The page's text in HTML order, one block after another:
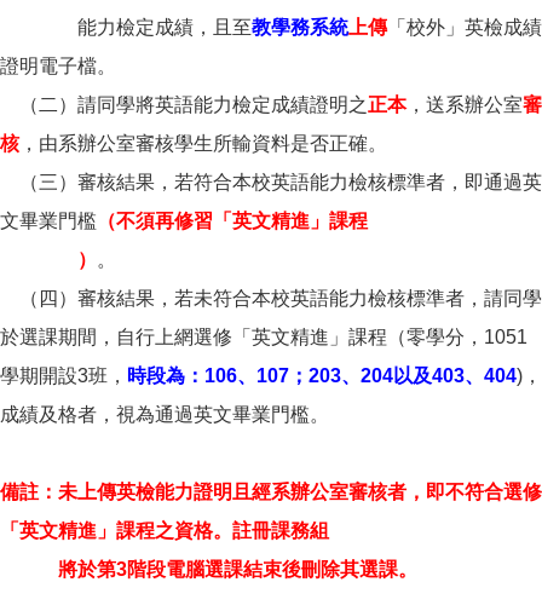
能力檢定成績，且至教學務系統上傳「校外」英檢成績
證明電子檔。
（二）請同學將英語能力檢定成績證明之正本，送系辦公室審
核，由系辦公室審核學生所輸資料是否正確。
（三）審核結果，若符合本校英語能力檢核標準者，即通過英
文畢業門檻 （不須再修習「英文精進」課程
）
。
（四）審核結果，若未符合本校英語能力檢核標準者，請同學
於選課期間，自行上網選修「英文精進」課程（零學分，1051
學期開設3班， 時段為：106、107；203、204以及403、404)，
成績及格者，視為通過英文畢業門檻。
備註：未上傳英檢能力證明且經系辦公室審核者，即不符合選修
「英文精進」課程之資格。註冊課務組
將於第3階段電腦選課結束後刪除其選課。